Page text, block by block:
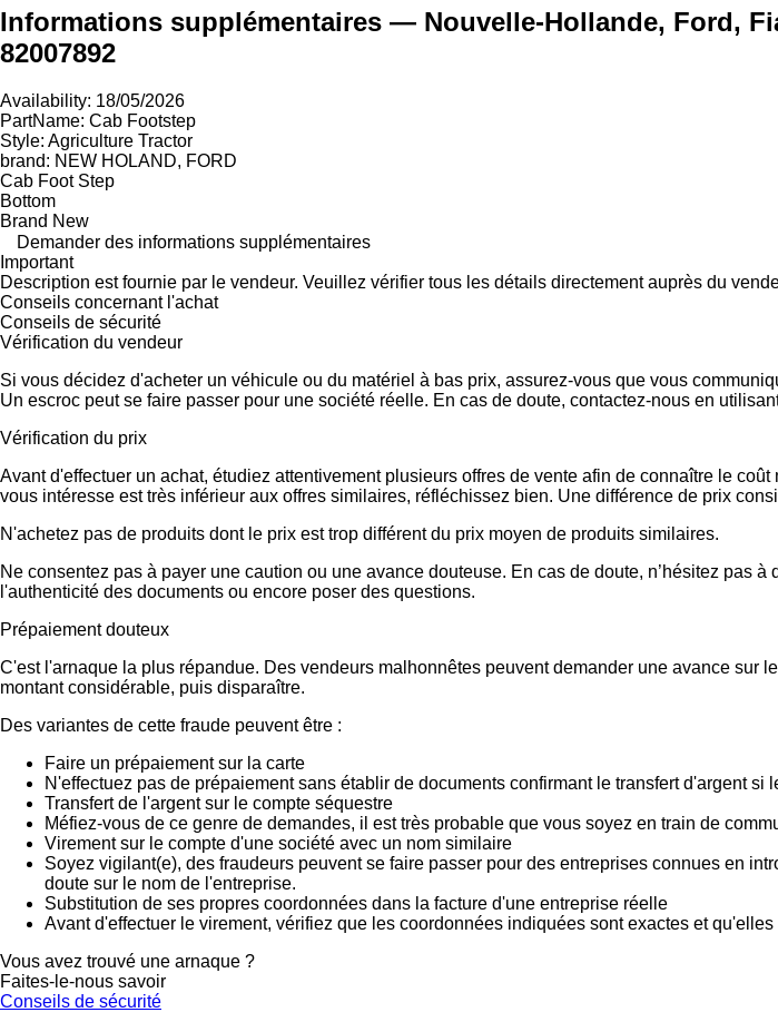
Informations supplémentaires — Nouvelle-Hollande, Ford,
82007892
Availability: 18/05/2026
PartName: Cab Footstep
Style: Agriculture Tractor
brand: NEW HOLAND, FORD
Cab Foot Step
Bottom
Brand New
Demander des informations supplémentaires
Important
Description est fournie par le vendeur. Veuillez vérifier tous les détails directement auprès du
Conseils concernant l'achat
Conseils de sécurité
Vérification du vendeur
Si vous décidez d'acheter un véhicule ou du matériel à bas prix, assurez-vous que vous
Un escroc peut se faire passer pour une société réelle. En cas de doute, contactez-nous en
Vérification du prix
Avant d'effectuer un achat, étudiez attentivement plusieurs offres de vente afin de connaître le
vous intéresse est très inférieur aux offres similaires, réfléchissez bien. Une différence de prix
N'achetez pas de produits dont le prix est trop différent du prix moyen de produits similaires.
Ne consentez pas à payer une caution ou une avance douteuse. En cas de doute, n’hésitez pas
l'authenticité des documents ou encore poser des questions.
Prépaiement douteux
C'est l'arnaque la plus répandue. Des vendeurs malhonnêtes peuvent demander une avance sur
montant considérable, puis disparaître.
Des variantes de cette fraude peuvent être :
Faire un prépaiement sur la carte
N'effectuez pas de prépaiement sans établir de documents confirmant le transfert d'argent
Transfert de l'argent sur le compte séquestre
Méfiez-vous de ce genre de demandes, il est très probable que vous soyez en train de
Virement sur le compte d'une société avec un nom similaire
Soyez vigilant(e), des fraudeurs peuvent se faire passer pour des entreprises connues en
doute sur le nom de l'entreprise.
Substitution de ses propres coordonnées dans la facture d'une entreprise réelle
Avant d'effectuer le virement, vérifiez que les coordonnées indiquées sont exactes et
Vous avez trouvé une arnaque ?
Faites-le-nous savoir
Conseils de sécurité